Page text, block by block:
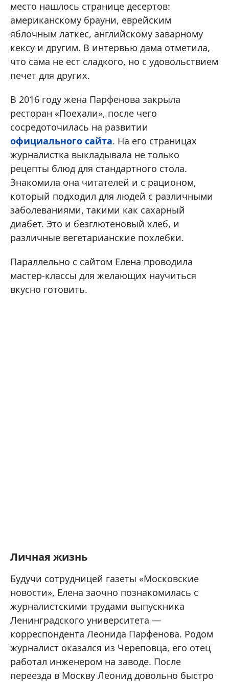
место нашлось странице десертов:
американскому брауни, еврейским
яблочным латкес, английскому заварному
кексу и другим. В интервью дама отметила,
что сама не ест сладкого, но с удовольствием
печет для других.
В 2016 году жена Парфенова закрыла
ресторан «Поехали», после чего
сосредоточилась на развитии
официального сайта. На его страницах
журналистка выкладывала не только
рецепты блюд для стандартного стола.
Знакомила она читателей и с рационом,
который подходил для людей с различными
заболеваниями, такими как сахарный
диабет. Это и безглютеновый хлеб, и
различные вегетарианские похлебки.
Параллельно с сайтом Елена проводила
мастер-классы для желающих научиться
вкусно готовить.
Личная жизнь
Будучи сотрудницей газеты «Московские
новости», Елена заочно познакомилась с
журналистскими трудами выпускника
Ленинградского университета —
корреспондента Леонида Парфенова. Родом
журналист оказался из Череповца, его отец
работал инженером на заводе. После
переезда в Москву Леонид довольно быстро